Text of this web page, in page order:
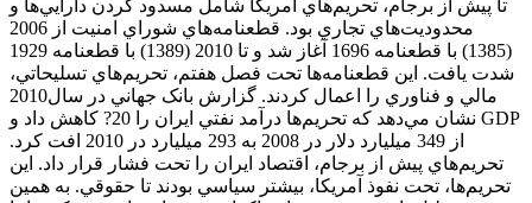
تا پيش از برجام، تحريم‌هاي آمريکا شامل مسدود کردن دارايي‌ها و
محدوديت‌هاي تجاري بود. قطعنامه‌هاي شوراي امنيت از 2006
(1385) با قطعنامه 1696 آغاز شد و تا 2010 (1389) با قطعنامه 1929
شدت يافت. اين قطعنامه‌ها تحت فصل هفتم، تحريم‌هاي تسليحاتي،
مالي و فناوري را اعمال کردند. گزارش بانک جهاني در سال2010
نشان مي‌دهد که تحريم‌ها درآمد نفتي ايران را 20? کاهش داد و GDP
از 349 ميليارد دلار در 2008 به 293 ميليارد در 2010 افت کرد.
تحريم‌هاي پيش از برجام، اقتصاد ايران را تحت فشار قرار داد. اين
تحريم‌ها، تحت نفوذ آمريکا، بيشتر سياسي بودند تا حقوقي. به همين